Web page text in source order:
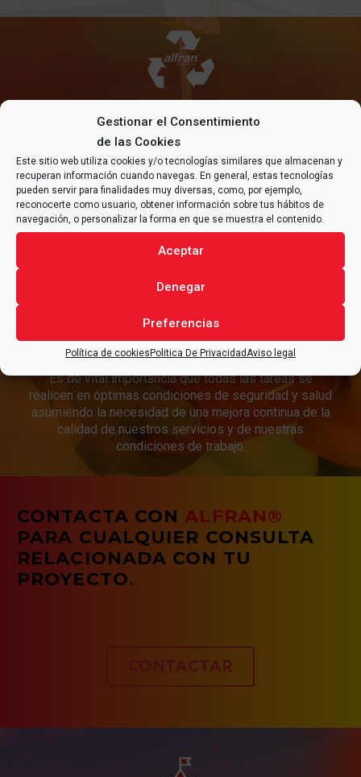
Gestionar el Consentimiento
de las Cookies
Este sitio web utiliza cookies y/o tecnologías similares que almacenan y
recuperan información cuando navegas. En general, estas tecnologías
pueden servir para finalidades muy diversas, como, por ejemplo,
reconocerte como usuario, obtener información sobre tus hábitos de
navegación, o personalizar la forma en que se muestra el contenido.
Aceptar
Denegar
Preferencias
Política de cookies Politica De PrivacidadAviso legal
MEDIOAMBIENTE
En alfran® reconocemos la importancia de proteger
el medio ambiente. Nuestros productos eficientes y
sostenibles contribuyen a reducir emisiones y
mejorar la gestión térmica en industrias, promoviendo
así un entorno más limpio y saludable para todos.
SEGURIDAD Y SALUD
Es de vital importancia que todas las tareas se
realicen en óptimas condiciones de seguridad y salud
asumiendo la necesidad de una mejora continua de la
calidad de nuestros servicios y de nuestras
condiciones de trabajo.
CONTACTA CON ALFRAN®
PARA CUALQUIER CONSULTA
RELACIONADA CON TU
PROYECTO.
CONTACTAR